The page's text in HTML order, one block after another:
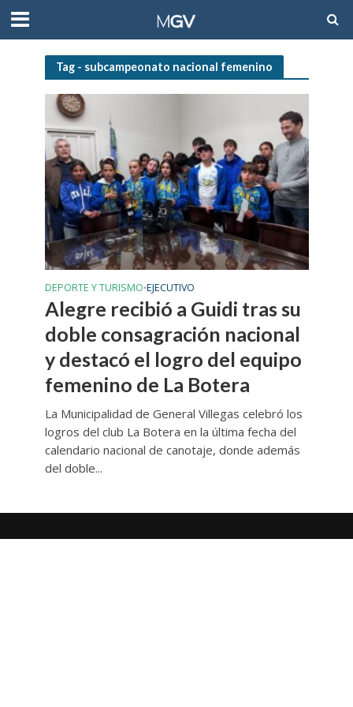
Tag - subcampeonato nacional femenino
DEPORTE Y TURISMO•EJECUTIVO
Alegre recibió a Guidi tras su
doble consagración nacional
y destacó el logro del equipo
femenino de La Botera
La Municipalidad de General Villegas celebró los
logros del club La Botera en la última fecha del
calendario nacional de canotaje, donde además
del doble...